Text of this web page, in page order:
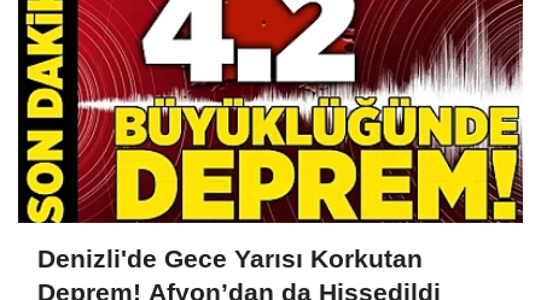
Denizli'de Gece Yarısı Korkutan
Deprem! Afyon’dan da Hissedildi